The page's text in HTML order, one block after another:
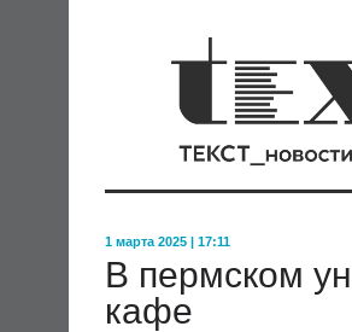
1 марта 2025 | 17:11
В пермском
кафе